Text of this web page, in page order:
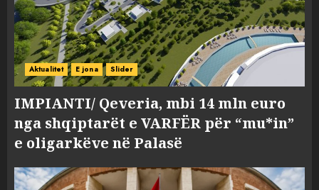
Aktualitet E jona Slider
IMPIANTI/ Qeveria, mbi 14 mln euro
nga shqiptarët e VARFËR për “mu*in”
e oligarkëve në Palasë